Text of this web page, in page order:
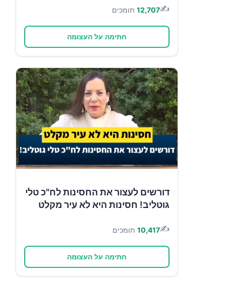
✍️
12,707 תומכים
חתימה על העצומה
דורשים לעצור את החסינות לח"כ טלי
גוטליב! חסינות היא לא עיר מקלט
✍️
10,417 תומכים
חתימה על העצומה